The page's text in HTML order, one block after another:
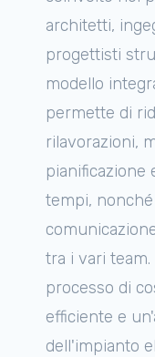
architetti,
progettisti
modello
permette di
rilavorazioni,
pianificazione
tempi,
tra i vari
processo di
efficiente e
dell'impianto